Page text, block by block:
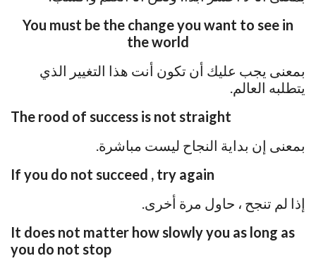
You must be the change you want to see in
the world
بمعنى يجب عليك أن تكون أنت هذا التغيير الذي
يتطلبه العالم.
The rood of success is not straight
بمعنى إن بداية النجاح ليست مباشرة.
If you do not succeed , try again
إذا لم تنجح ، حاول مرة أخرى.
It does not matter how slowly you as long as
you do not stop